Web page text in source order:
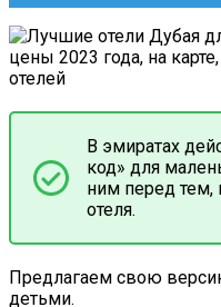
В эмиратах
код» для
ним перед тем,
отеля.
Предлагаем свою
детьми.